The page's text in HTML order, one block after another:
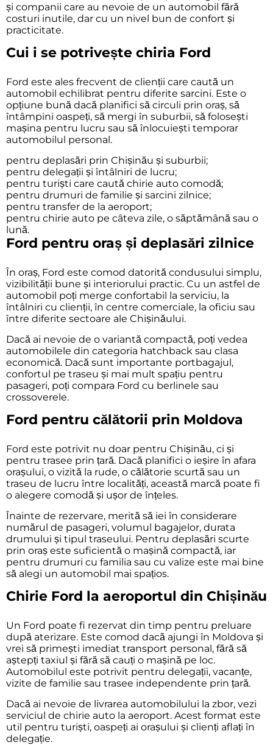
și companii care au nevoie de un automobil fără
costuri inutile, dar cu un nivel bun de confort și
practicitate.
Cui i se potrivește chiria Ford
Ford este ales frecvent de clienții care caută un
automobil echilibrat pentru diferite sarcini. Este o
opțiune bună dacă planifici să circuli prin oraș, să
întâmpini oaspeți, să mergi în suburbii, să folosești
mașina pentru lucru sau să înlocuiești temporar
automobilul personal.
pentru deplasări prin Chișinău și suburbii;
pentru delegații și întâlniri de lucru;
pentru turiști care caută chirie auto comodă;
pentru drumuri de familie și sarcini zilnice;
pentru transfer de la aeroport;
pentru chirie auto pe câteva zile, o săptămână sau o
lună.
Ford pentru oraș și deplasări zilnice
În oraș, Ford este comod datorită condusului simplu,
vizibilității bune și interiorului practic. Cu un astfel de
automobil poți merge confortabil la serviciu, la
întâlniri cu clienții, în centre comerciale, la oficiu sau
între diferite sectoare ale Chișinăului.
Dacă ai nevoie de o variantă compactă, poți vedea
automobilele din categoria hatchback sau clasa
economică. Dacă sunt importante portbagajul,
confortul pe traseu și mai mult spațiu pentru
pasageri, poți compara Ford cu berlinele sau
crossoverele.
Ford pentru călătorii prin Moldova
Ford este potrivit nu doar pentru Chișinău, ci și
pentru trasee prin țară. Dacă planifici o ieșire în afara
orașului, o vizită la rude, o călătorie scurtă sau un
traseu de lucru între localități, această marcă poate fi
o alegere comodă și ușor de înțeles.
Înainte de rezervare, merită să iei în considerare
numărul de pasageri, volumul bagajelor, durata
drumului și tipul traseului. Pentru deplasări scurte
prin oraș este suficientă o mașină compactă, iar
pentru drumuri cu familia sau cu valize este mai bine
să alegi un automobil mai spațios.
Chirie Ford la aeroportul din Chișinău
Un Ford poate fi rezervat din timp pentru preluare
după aterizare. Este comod dacă ajungi în Moldova și
vrei să primești imediat transport personal, fără să
aștepți taxiul și fără să cauți o mașină pe loc.
Automobilul este potrivit pentru delegații, vacanțe,
vizite de familie sau trasee independente prin țară.
Dacă ai nevoie de livrarea automobilului la zbor, vezi
serviciul de chirie auto la aeroport. Acest format este
util pentru turiști, oaspeți ai orașului și clienți aflați în
delegație.